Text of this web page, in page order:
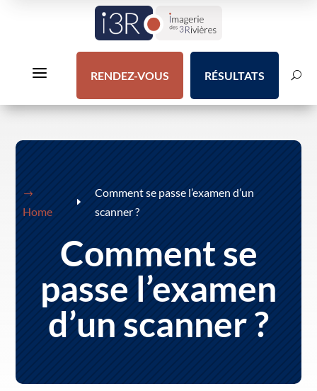
a RENDEZ-VOUS RÉSULTATS U
$
Home
E
Comment se passe l’examen d’un
scanner ?
Comment se
passe l’examen
d’un scanner ?